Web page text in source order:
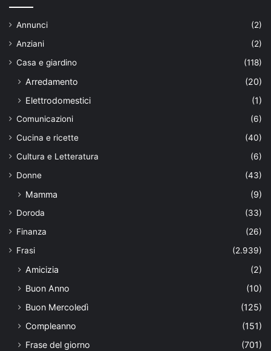
Annunci
(2)
Anziani
(2)
Casa e giardino
(118)
Arredamento
(20)
Elettrodomestici
(1)
Comunicazioni
(6)
Cucina e ricette
(40)
Cultura e Letteratura
(6)
Donne
(43)
Mamma (9)
Doroda
(33)
Finanza
(26)
Frasi
(2.939)
Amicizia
(2)
Buon Anno
(10)
Buon Mercoledì
(125)
Compleanno
(151)
Frase del giorno
(701)